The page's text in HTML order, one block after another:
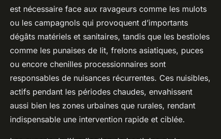
est nécessaire face aux ravageurs comme les mulots
ou les campagnols qui provoquent d’importants
dégâts matériels et sanitaires, tandis que les bestioles
comme les punaises de lit, frelons asiatiques, puces
ou encore chenilles processionnaires sont
responsables de nuisances récurrentes. Ces nuisibles,
actifs pendant les périodes chaudes, envahissent
aussi bien les zones urbaines que rurales, rendant
indispensable une intervention rapide et ciblée.